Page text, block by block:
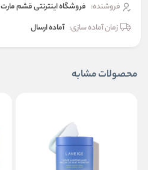
فروشنده: فروشگاه اینترنتی قشم مارت
زمان آماده سازی: آماده ارسال
محصولات مشابه